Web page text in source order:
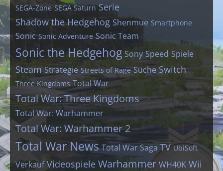
SEGA-Zone SEGA Saturn Serie
Shadow the Hedgehog Shenmue Smartphone
Sonic Sonic Adventure Sonic Team
Sonic the Hedgehog Sony Speed Spiele
Steam Strategie Streets of Rage Suche Switch
Three Kingdoms Total War
Total War: Three Kingdoms
Total War: Warhammer
Total War: Warhammer 2
Total War News Total War Saga TV UbiSoft
Verkauf Videospiele Warhammer WH40K Wii